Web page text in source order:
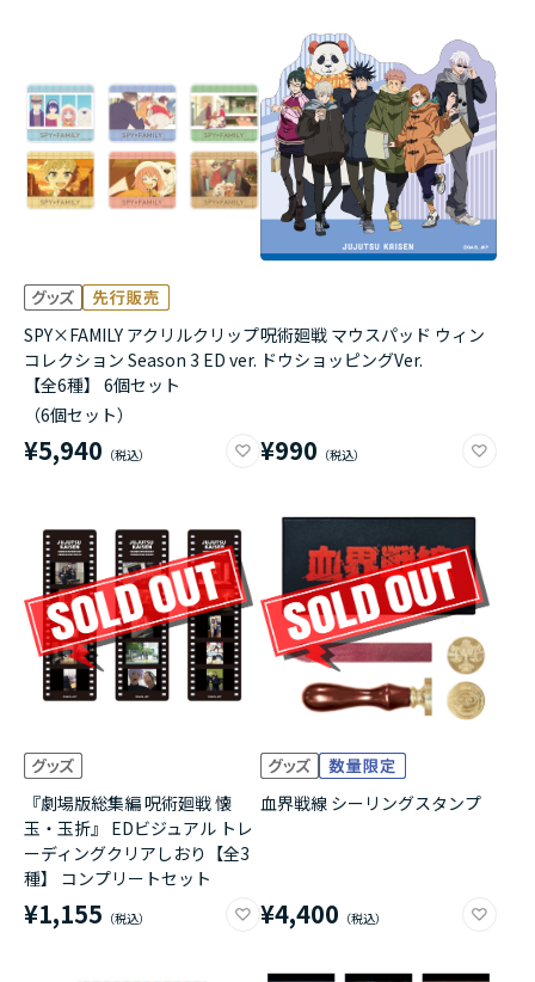
SPY×FAMILY アクリルクリップ
コレクション Season 3 ED ver.
【全6種】 6個セット
（6個セット）
¥5,940
呪術廻戦 マウスパッド ウィン
ドウショッピングVer.
¥990
『劇場版総集編 呪術廻戦 懐
玉・玉折』 EDビジュアル トレ
ーディングクリアしおり【全3
種】 コンプリートセット
¥1,155
血界戦線 シーリングスタンプ
¥4,400